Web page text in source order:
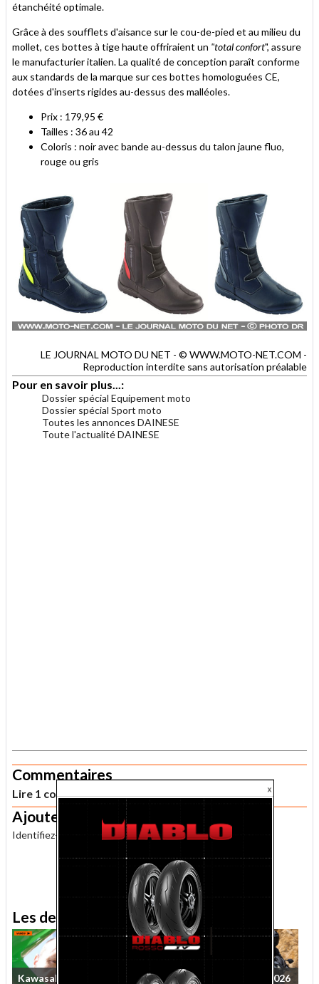
étanchéité optimale.
Grâce à des soufflets d'aisance sur le cou-de-pied et au milieu du
mollet, ces bottes à tige haute offriraient un "total confort", assure
le manufacturier italien. La qualité de conception paraît conforme
aux standards de la marque sur ces bottes homologuées CE,
dotées d'inserts rigides au-dessus des malléoles.
Prix : 179,95 €
Tailles : 36 au 42
Coloris : noir avec bande au-dessus du talon jaune fluo,
rouge ou gris
LE JOURNAL MOTO DU NET - © WWW.MOTO-NET.COM -
Reproduction interdite sans autorisation préalable
Pour en savoir plus...:
Dossier spécial Equipement moto
Dossier spécial Sport moto
Toutes les annonces DAINESE
Toute l'actualité DAINESE
Commentaires
Lire 1 commentaire lecteur sur cet article
Ajouter un commentaire
Identifiez-vous pour publier un commentaire.
Les derniers essais MNC
Kawasaki
ZX-10R
Essai Kawasaki
2026